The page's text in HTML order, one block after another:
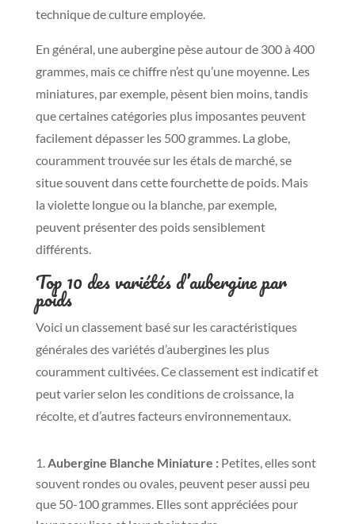
technique de culture employée.
En général, une aubergine pèse autour de 300 à 400
grammes, mais ce chiffre n’est qu’une moyenne. Les
miniatures, par exemple, pèsent bien moins, tandis
que certaines catégories plus imposantes peuvent
facilement dépasser les 500 grammes. La globe,
couramment trouvée sur les étals de marché, se
situe souvent dans cette fourchette de poids. Mais
la violette longue ou la blanche, par exemple,
peuvent présenter des poids sensiblement
différents.
Top 10 des variétés d’aubergine par
poids
Voici un classement basé sur les caractéristiques
générales des variétés d’aubergines les plus
couramment cultivées. Ce classement est indicatif et
peut varier selon les conditions de croissance, la
récolte, et d’autres facteurs environnementaux.
Aubergine Blanche Miniature :Petites, elles sont
souvent rondes ou ovales, peuvent peser aussi peu
que 50-100 grammes. Elles sont appréciées pour